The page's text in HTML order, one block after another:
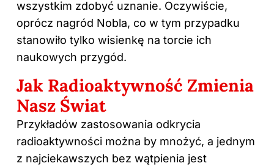
wszystkim zdobyć uznanie. Oczywiście,
oprócz nagród Nobla, co w tym przypadku
stanowiło tylko wisienkę na torcie ich
naukowych przygód.
Jak Radioaktywność Zmienia
Nasz Świat
Przykładów zastosowania odkrycia
radioaktywności można by mnożyć, a jednym
z najciekawszych bez wątpienia jest